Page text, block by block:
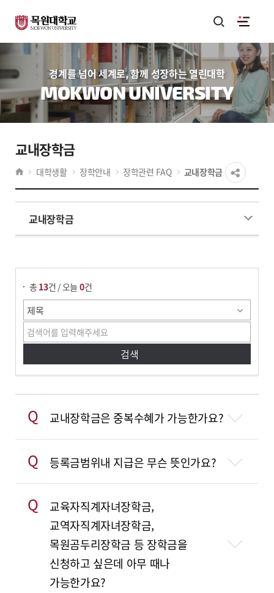
경계를 넘어 세계로, 함께 성장하는 열린대학
MOKWON UNIVERSITY
교내장학금
대학생활 장학안내 장학관련 FAQ 교내장학금
교내장학금
총13 건 / 오늘0건
Q 교내장학금은 중복수혜가 가능한가요?
Q 등록금범위내 지급은 무슨 뜻인가요?
Q
교육자직계자녀장학금,
교역자직계자녀장학금,
목원곰두리장학금 등 장학금을
신청하고 싶은데 아무 때나
가능한가요?